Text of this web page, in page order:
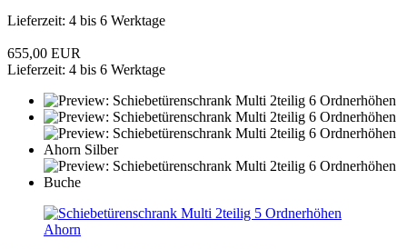
Lieferzeit: 4 bis 6 Werktage
655,00 EUR
Lieferzeit: 4 bis 6 Werktage